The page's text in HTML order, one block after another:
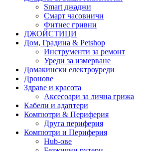
Smart джаджи
Смарт часовничи
Фитнес гривни
ДЖОЙСТИЦИ
Дом, Градина & Petshop
Инструменти за ремонт
Уреди за измерване
Домакински електроуреди
Дронове
Здраве и красота
Аксесоари за лична грижа
Кабели и адаптери
Компютри & Периферия
Друга периферия
Компютри и Периферия
Hub-ове